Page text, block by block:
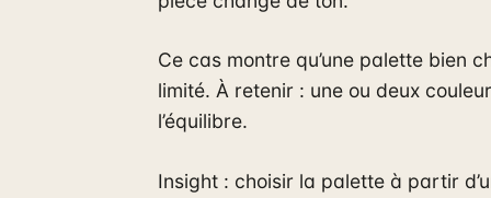
Ce cas montre qu’une palette bien
limité. À retenir : une ou deux
l’équilibre.
Insight : choisir la palette à partir